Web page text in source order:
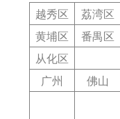
越秀区 荔湾区
黄埔区
番禺区
从化区
广州
佛山